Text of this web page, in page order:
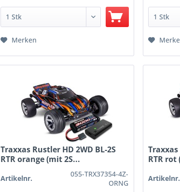
Merken
Traxxas Rustler HD 2WD BL-2S
RTR orange (mit 2S...
Artikelnr.
055-TRX37354-4Z-
ORNG
Traxxas
RTR rot
Artikelnr.